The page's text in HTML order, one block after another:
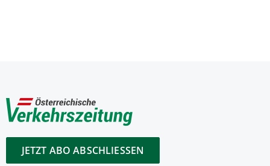
JETZT ABO ABSCHLIESSEN